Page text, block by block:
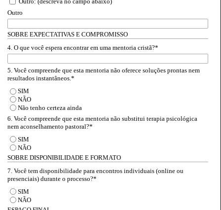
Outro
SOBRE EXPECTATIVAS E COMPROMISSO
4. O que você espera encontrar em uma mentoria cristã?*
5. Você compreende que esta mentoria não oferece soluções prontas nem
resultados instantâneos.*
SIM
NÃO
Não tenho certeza ainda
6. Você compreende que esta mentoria não substitui terapia psicológica
nem aconselhamento pastoral?*
SIM
NÃO
SOBRE DISPONIBILIDADE E FORMATO
7. Você tem disponibilidade para encontros individuais (online ou
presenciais) durante o processo?*
SIM
NÃO